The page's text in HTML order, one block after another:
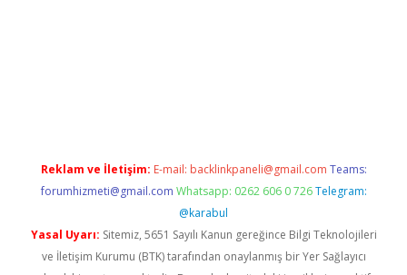
Reklam ve İletişim: E-mail: backlinkpaneli@gmail.com Teams:
forumhizmeti@gmail.com Whatsapp: 0262 606 0 726 Telegram:
@karabul
Yasal Uyarı: Sitemiz, 5651 Sayılı Kanun gereğince Bilgi Teknolojileri
ve İletişim Kurumu (BTK) tarafından onaylanmış bir Yer Sağlayıcı